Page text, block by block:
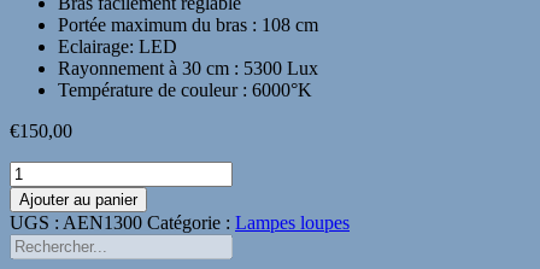
Portée maximum du bras : 108 cm
Eclairage: LED
Rayonnement à 30 cm : 5300 Lux
Température de couleur : 6000°K
€150,00
quantité
de
Daylight
Mag
XL
Ajouter au panier
UGS : AEN1300 Catégorie : Lampes loupes
Rechercher...